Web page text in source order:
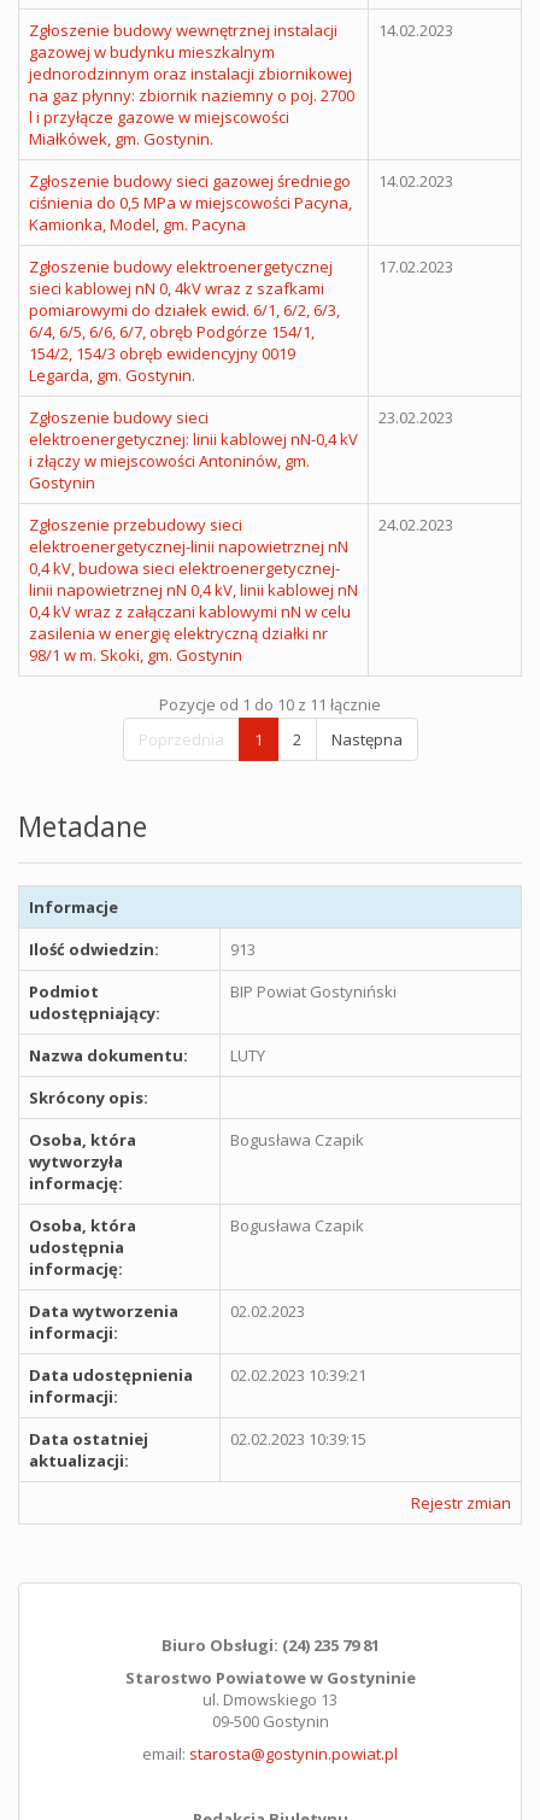
Zgłoszenie budowy wewnętrznej instalacji
gazowej w budynku mieszkalnym
jednorodzinnym oraz instalacji zbiornikowej
na gaz płynny: zbiornik naziemny o poj. 2700
l i przyłącze gazowe w miejscowości
Miałkówek, gm. Gostynin.
14.02.2023
Zgłoszenie budowy sieci gazowej średniego
ciśnienia do 0,5 MPa w miejscowości Pacyna,
Kamionka, Model, gm. Pacyna
14.02.2023
Zgłoszenie budowy elektroenergetycznej
sieci kablowej nN 0, 4kV wraz z szafkami
pomiarowymi do działek ewid. 6/1, 6/2, 6/3,
6/4, 6/5, 6/6, 6/7, obręb Podgórze 154/1,
154/2, 154/3 obręb ewidencyjny 0019
Legarda, gm. Gostynin.
17.02.2023
Zgłoszenie budowy sieci
elektroenergetycznej: linii kablowej nN-0,4 kV
i złączy w miejscowości Antoninów, gm.
Gostynin
23.02.2023
Zgłoszenie przebudowy sieci
elektroenergetycznej-linii napowietrznej nN
0,4 kV, budowa sieci elektroenergetycznej-
linii napowietrznej nN 0,4 kV, linii kablowej nN
0,4 kV wraz z załączani kablowymi nN w celu
zasilenia w energię elektryczną działki nr
98/1 w m. Skoki, gm. Gostynin
24.02.2023
Pozycje od 1 do 10 z 11 łącznie
Poprzednia
1 2 Następna
Metadane
Informacje
Ilość odwiedzin:
913
Podmiot
udostępniający:
BIP Powiat Gostyniński
Nazwa dokumentu:
LUTY
Skrócony opis:
Osoba, która
wytworzyła
informację:
Bogusława Czapik
Osoba, która
udostępnia
informację:
Bogusława Czapik
Data wytworzenia
informacji:
02.02.2023
Data udostępnienia
informacji:
02.02.2023 10:39:21
Data ostatniej
aktualizacji:
02.02.2023 10:39:15
Rejestr zmian
Biuro Obsługi: (24) 235 79 81
Starostwo Powiatowe w Gostyninie
ul. Dmowskiego 13
09-500 Gostynin
email: starosta@gostynin.powiat.pl